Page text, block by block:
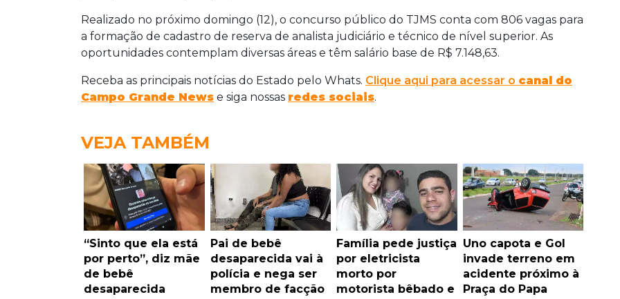
Realizado no próximo domingo (12), o concurso público do TJMS conta com 806 vagas para
a formação de cadastro de reserva de analista judiciário e técnico de nível superior. As
oportunidades contemplam diversas áreas e têm salário base de R$ 7.148,63.
Receba as principais notícias do Estado pelo Whats. Clique aqui para acessar o canal do
Campo Grande News e siga nossas redes sociais.
VEJA TAMBÉM
“Sinto que ela está
por perto”, diz mãe
de bebê
desaparecida
Pai de bebê
desaparecida vai à
polícia e nega ser
membro de facção
Família pede justiça
por eletricista
morto por
motorista bêbado e
Uno capota e Gol
invade terreno em
acidente próximo à
Praça do Papa